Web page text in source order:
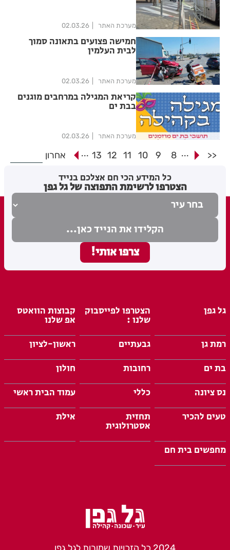
מערכת האתר 02.03.26
חמישה פצועים בתאונה סמוך
לבית העלמין
מערכת האתר 02.03.26
קריאת המגילה במרחבים מוגנים
בבת ים
מערכת האתר 02.03.26
<<
...
8
9
10
11
12
13
... אחרון
כל המידע הכי חם אצלכם בנייד
הצטרפו לרשימת התפוצה של גל גפן
גל גפן הצטרפו לפייסבוק
שלנו :
קבוצות הוואטס
אפ שלנו
רמת גן
גבעתיים
ראשון-לציון
בת ים
רחובות
חולון
נס ציונה
כללי
עמוד הבית ראשי
טעים להכיר
תחזית
אסטרולוגית
אילת
מחפשים בית חם